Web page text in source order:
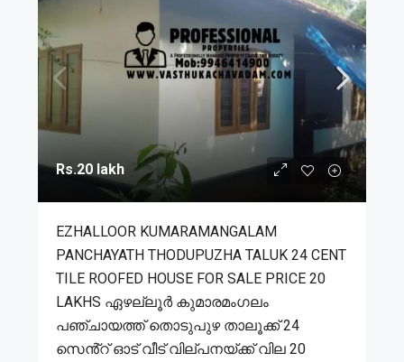
Rs.20 lakh
EZHALLOOR KUMARAMANGALAM
PANCHAYATH THODUPUZHA TALUK 24 CENT
TILE ROOFED HOUSE FOR SALE PRICE 20
LAKHS ഏഴല്ലൂർ കുമാരമംഗലം
പഞ്ചായത്ത് തൊടുപുഴ താലൂക്ക് 24
സെൻ്റ് ഓട് വീട് വില്പനയ്ക്ക് വില 20